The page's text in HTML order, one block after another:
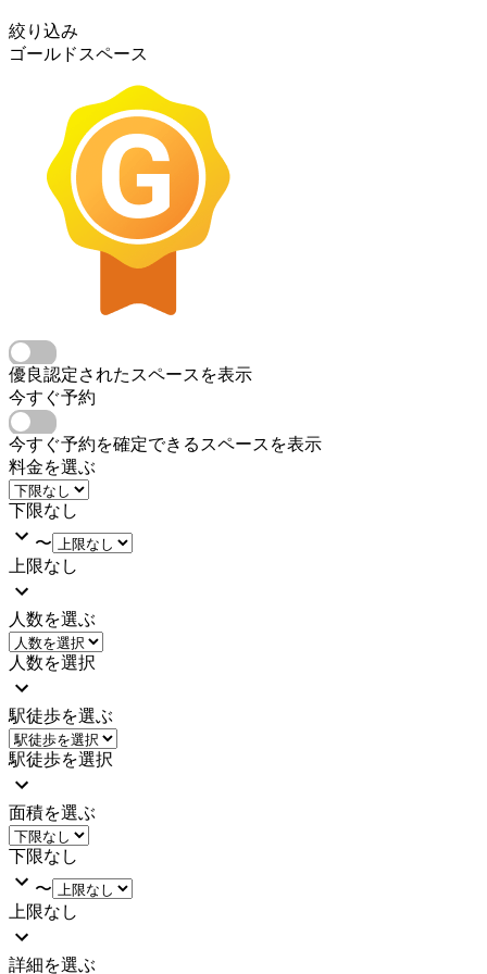
絞り込み
ゴールドスペース
優良認定されたスペースを表示
今すぐ予約
今すぐ予約を確定できるスペースを表示
料金を選ぶ
下限なし
〜
上限なし
人数を選ぶ
人数を選択
駅徒歩を選ぶ
駅徒歩を選択
面積を選ぶ
下限なし
〜
上限なし
詳細を選ぶ